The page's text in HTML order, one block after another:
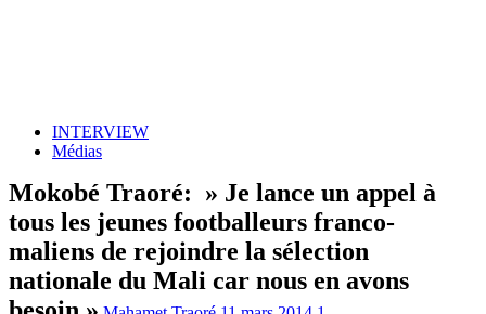
INTERVIEW
Médias
Mokobé Traoré: » Je lance un appel à
tous les jeunes footballeurs franco-
maliens de rejoindre la sélection
nationale du Mali car nous en avons